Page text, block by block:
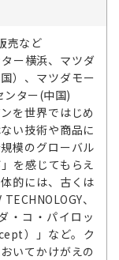
売など
ー横浜、マツダ
）、マツダモー
ンター(中国)
を世界ではじめ
い技術や商品に
模のグローバル
を感じてもらえ
的には、古くは
、
・コ・パイロッ
）」など。ク
いてかけがえの